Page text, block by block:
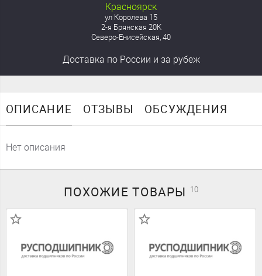
Красноярск
ул Королева 15
2-я Брянская 20К
Северо-Енисейская, 40
Доставка по России и за рубеж
ОПИСАНИЕ ОТЗЫВЫ ОБСУЖДЕНИЯ
Нет описания
ПОХОЖИЕТОВАРЫ 10